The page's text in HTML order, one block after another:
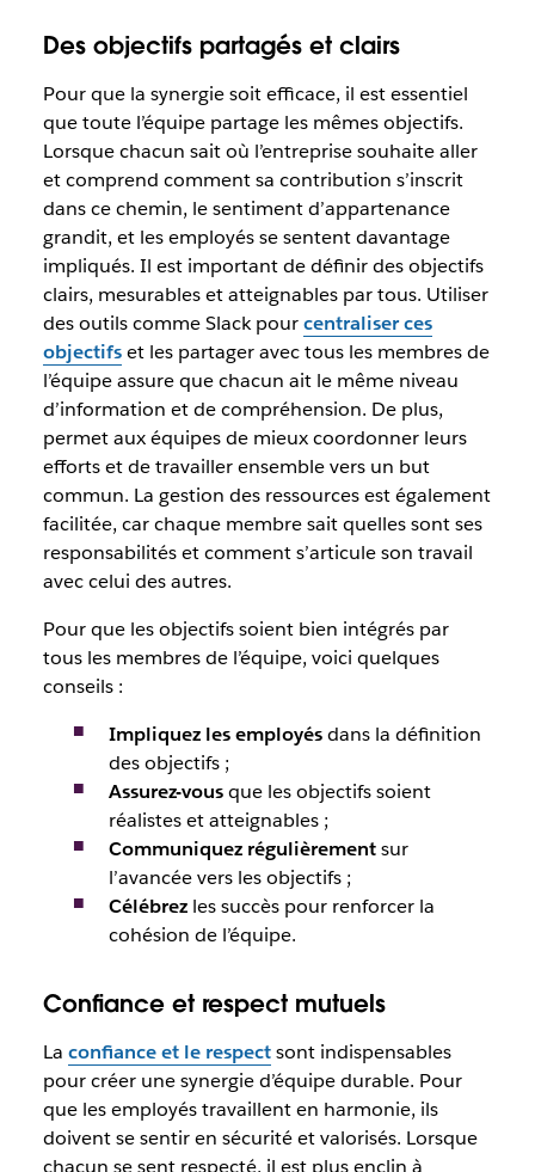
Des objectifs partagés et clairs
Pour que la synergie soit efficace, il est essentiel
que toute l’équipe partage les mêmes objectifs.
Lorsque chacun sait où l’entreprise souhaite aller
et comprend comment sa contribution s’inscrit
dans ce chemin, le sentiment d’appartenance
grandit, et les employés se sentent davantage
impliqués. Il est important de définir des objectifs
clairs, mesurables et atteignables par tous. Utiliser
des outils comme Slack pourcentraliser ces
objectifset les partager avec tous les membres de
l’équipe assure que chacun ait le même niveau
d’information et de compréhension. De plus,
permet aux équipes de mieux coordonner leurs
efforts et de travailler ensemble vers un but
commun. La gestion des ressources est également
facilitée, car chaque membre sait quelles sont ses
responsabilités et comment s’articule son travail
avec celui des autres.
Pour que les objectifs soient bien intégrés par
tous les membres de l’équipe, voici quelques
conseils :
Impliquez les employésdans la définition
des objectifs ;
Assurez-vousque les objectifs soient
réalistes et atteignables ;
Communiquez régulièrementsur
l’avancée vers les objectifs ;
Célébrezles succès pour renforcer la
cohésion de l’équipe.
Confiance et respect mutuels
La confiance et le respectsont indispensables
pour créer une synergie d’équipe durable. Pour
que les employés travaillent en harmonie, ils
doivent se sentir en sécurité et valorisés. Lorsque
chacun se sent respecté, il est plus enclin à